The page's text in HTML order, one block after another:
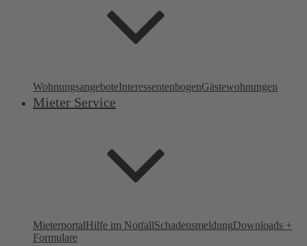
WohnungsangeboteInteressentenbogenGästewohnungen
Mieter Service
MieterportalHilfe im NotfallSchadensmeldungDownloads +
Formulare